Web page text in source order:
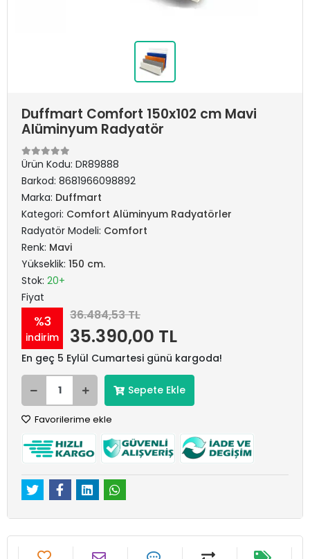
Duffmart Comfort 150x102 cm Mavi
Alüminyum Radyatör
Ürün Kodu: DR89888
Barkod: 8681966098892
Marka: Duffmart
Kategori: Comfort Alüminyum Radyatörler
Radyatör Modeli: Comfort
Renk: Mavi
Yükseklik: 150 cm.
Stok: 20+
Fiyat
%3
indirim
36.484,53 TL
35.390,00 TL
En geç 5 Eylül Cumartesi günü kargoda!
Sepete Ekle
Favorilerime ekle